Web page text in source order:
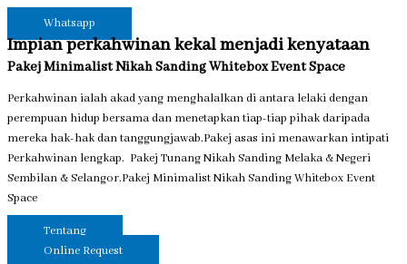
Whatsapp
‎Impian perkahwinan kekal menjadi kenyataan
Pakej Minimalist Nikah Sanding Whitebox Event Space
Perkahwinan ialah akad yang menghalalkan di antara lelaki dengan
perempuan hidup bersama dan menetapkan tiap-tiap pihak daripada
mereka hak-hak dan tanggungjawab.Pakej asas ini menawarkan intipati
Perkahwinan lengkap.‎‎ ‎‎‎ Pakej Tunang Nikah Sanding Melaka & Negeri
Sembilan & Selangor.Pakej Minimalist Nikah Sanding Whitebox Event
Space
Tentang
Online Request